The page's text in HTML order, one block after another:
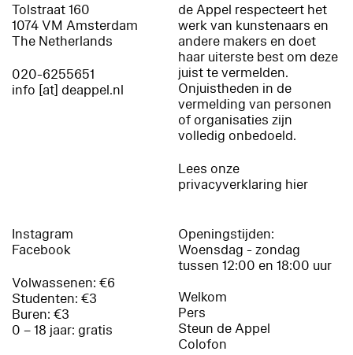
Tolstraat 160
1074 VM Amsterdam
The Netherlands
020-6255651
info [at] deappel.nl
de Appel respecteert het
werk van kunstenaars en
andere makers en doet
haar uiterste best om deze
juist te vermelden.
Onjuistheden in de
vermelding van personen
of organisaties zijn
volledig onbedoeld.
Lees onze
privacyverklaring hier
Instagram
Facebook
Volwassenen: €6
Studenten: €3
Buren: €3
0 – 18 jaar: gratis
Openingstijden:
Woensdag - zondag
tussen 12:00 en 18:00 uur
Welkom
Pers
Steun de Appel
Colofon